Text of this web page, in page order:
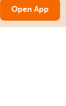
Open App